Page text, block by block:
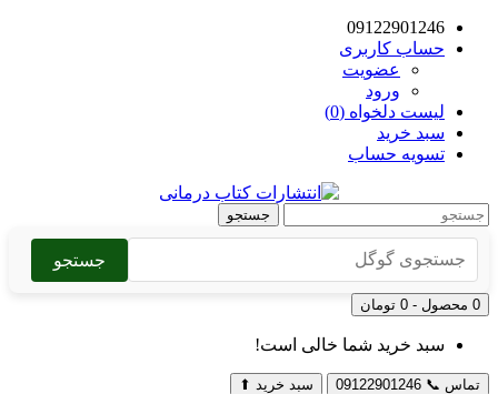
09122901246
حساب کاربری
عضویت
ورود
لیست دلخواه (0)
سبد خرید
تسویه حساب
جستجو
جستجو
0 محصول - 0 تومان
سبد خرید شما خالی است!
تماس 📞
09122901246 سبد خرید ⬆